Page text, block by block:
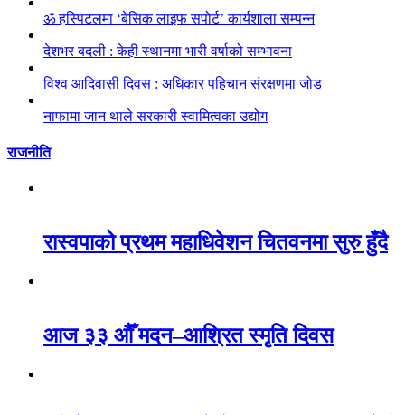
ॐ हस्पिटलमा ‘बेसिक लाइफ सपोर्ट’ कार्यशाला सम्पन्न
देशभर बदली : केही स्थानमा भारी वर्षाको सम्भावना
विश्व आदिवासी दिवस : अधिकार पहिचान संरक्षणमा जोड
नाफामा जान थाले सरकारी स्वामित्वका उद्योग
राजनीति
रास्वपाको प्रथम महाधिवेशन चितवनमा सुरु हुँदै
आज ३३ औँ मदन–आश्रित स्मृति दिवस